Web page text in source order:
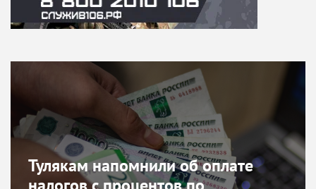
Тулякам напомнили об оплате